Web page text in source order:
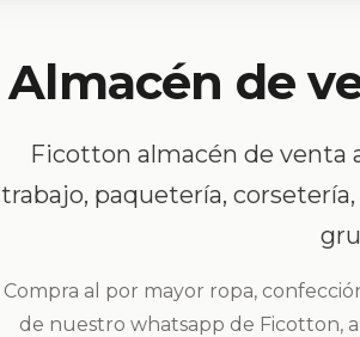
Almacén de
Ficotton almacén de venta
trabajo, paquetería,
Compra al por mayor ropa,
de nuestro whatsapp de Ficotton,